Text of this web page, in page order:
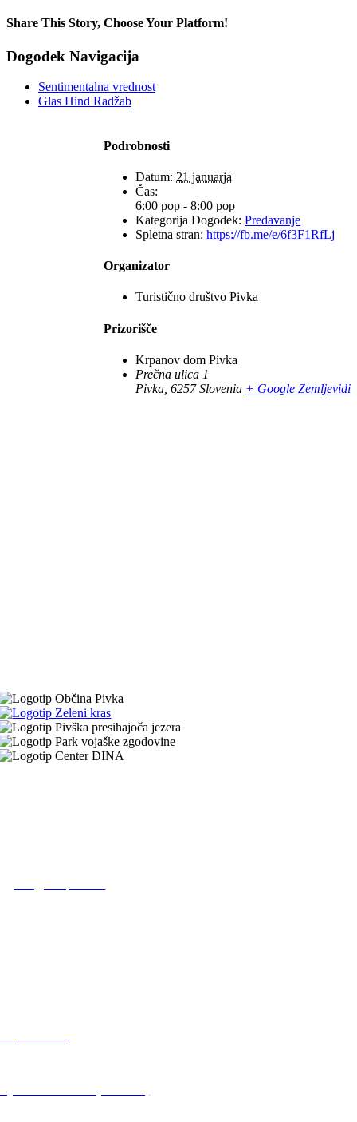
Share This Story, Choose Your Platform!
Facebook
X
Reddit
LinkedIn
WhatsApp
Tumblr
Pinterest
Vk
Xing
Email
Dogodek Navigacija
Sentimentalna vrednost
Glas Hind Radžab
Podrobnosti
Datum: 21 januarja
Čas:
6:00 pop - 8:00 pop
Kategorija Dogodek: Predavanje
Spletna stran: https://fb.me/e/6f3F1RfLj
Organizator
Turistično društvo Pivka
Prizorišče
Krpanov dom Pivka
Prečna ulica 1
Pivka 6257 Slovenia + Google Zemljevidi